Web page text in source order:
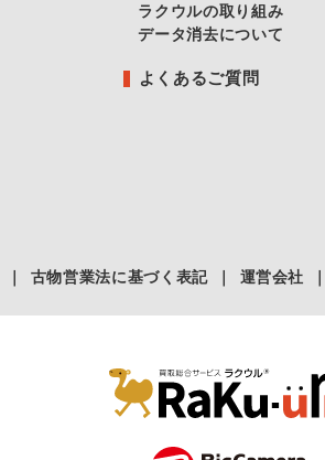
ラクウルの取り組み
データ消去について
よくあるご質問
古物営業法に基づく表記 運営会社